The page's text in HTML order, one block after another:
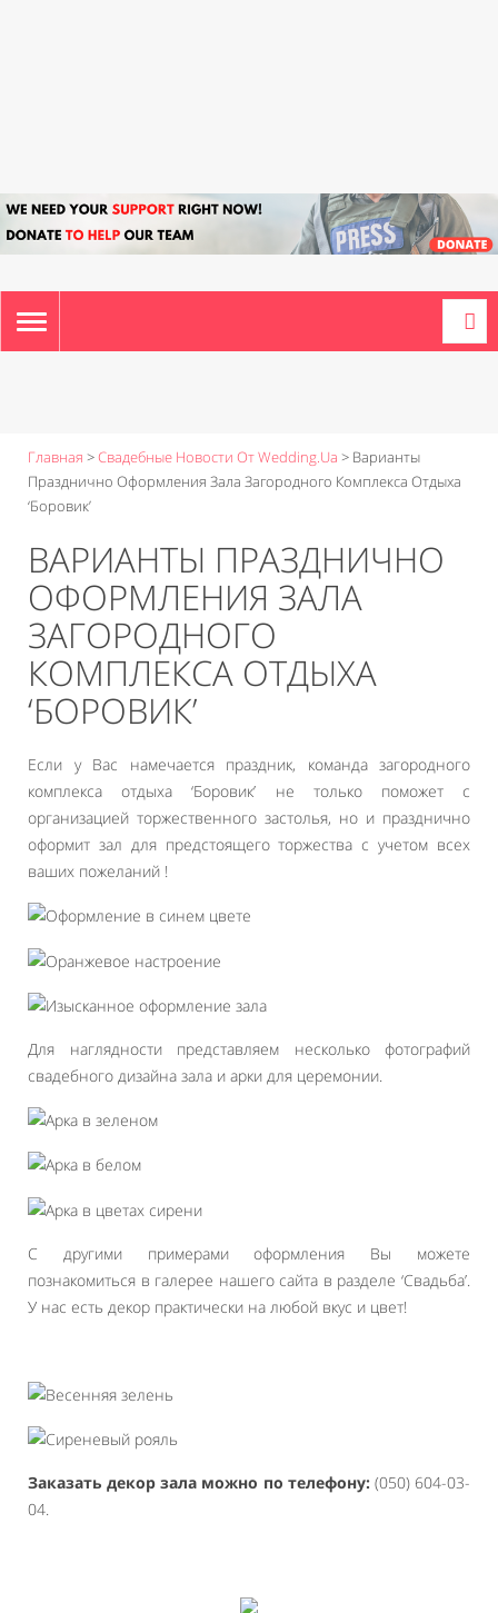
TOGGLE
NAVIGATION
Главная >Свадебные Новости От Wedding.ua > Варианты
Празднично Оформления Зала Загородного Комплекса Отдыха
‘Боровик’
ВАРИАНТЫ ПРАЗДНИЧНО
ОФОРМЛЕНИЯ ЗАЛА
ЗАГОРОДНОГО
КОМПЛЕКСА ОТДЫХА
‘БОРОВИК’
Если у Вас намечается праздник, команда загородного
комплекса отдыха ‘Боровик’ не только поможет с
организацией торжественного застолья, но и празднично
оформит зал для предстоящего торжества с учетом всех
ваших пожеланий !
Для наглядности представляем несколько фотографий
свадебного дизайна зала и арки для церемонии.
С другими примерами оформления Вы можете
познакомиться в галерее нашего сайта в разделе ‘Свадьба’.
У нас есть декор практически на любой вкус и цвет!
Заказать декор зала можно по телефону:(050) 604-03-
04.